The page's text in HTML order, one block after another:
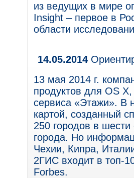
из ведущих в мире
Insight – первое в
области
14.05.2014
13 мая 2014 г.
продуктов для OS
сервиса «Этажи». В
картой, созданный
250 городов в шести
города. Но
Чехии, Кипра,
2ГИС входит в топ-
Forbes.